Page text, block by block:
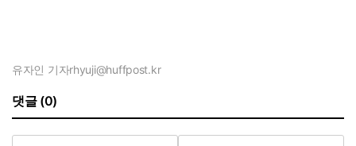
유자인 기자rhyuji@huffpost.kr
댓글 (0)